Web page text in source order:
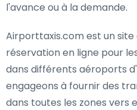
l'avance ou à la demande.
Airporttaxis.com est un
réservation en ligne pour
dans différents aéroports
engageons à fournir des
dans toutes les zones vers